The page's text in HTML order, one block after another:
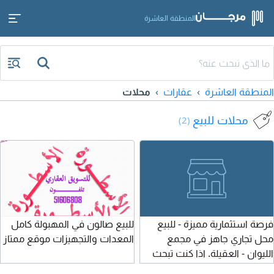
المنطقة العاشرة
المنطقة العاشرة عقارات محلات
محلات للبيع (2)
فرصة استثمارية مميزة - للبيع
محل تجاري جاهز في مجمع
الليوان - العقيلة. اذا كنت تبحث
عن مشروع جاهز للانطلاق في
للبيع صالون في المهبولة كامل
المعدات والتجهيزات موقع ممتاز